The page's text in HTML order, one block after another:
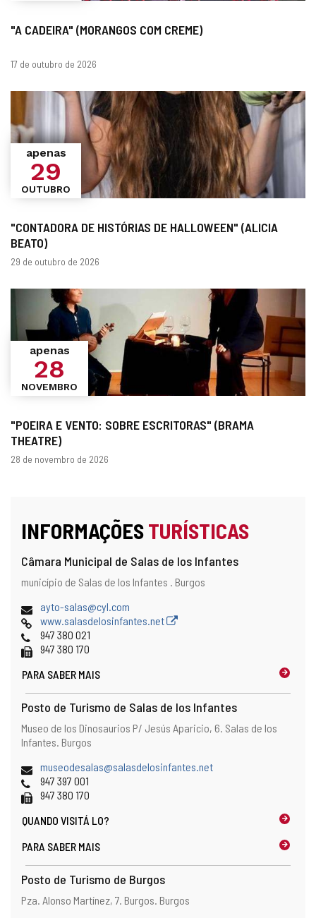
"A CADEIRA" (MORANGOS COM CREME)
datas
17 de outubro de 2026
"CONTADORA DE HISTÓRIAS DE HALLOWEEN" (ALICIA
BEATO)
apenas
29
OUTUBRO
datas
29 de outubro de 2026
"POEIRA E VENTO: SOBRE ESCRITORAS" (BRAMA
THEATRE)
apenas
28
NOVEMBRO
datas
28 de novembro de 2026
INFORMAÇÕESTURÍSTICAS
Câmara Municipal de Salas de los Infantes
Endereço
Endereço
município de Salas de los Infantes . Burgos
Endereço
de
email
ayto-salas@cyl.com
Pagina
web
www.salasdelosinfantes.net
Telefones
947 380 021
Fax 947 380 170
PARA SABER MAIS
Posto de Turismo de Salas de los Infantes
Endereço
Endereço
postal
Museo de los Dinosaurios P/ Jesús Aparicio, 6. Salas de los
Infantes. Burgos
Endereço
de
email
museodesalas@salasdelosinfantes.net
Telefones
947 397 001
Fax 947 380 170
QUANDO VISITÁ LO?
PARA SABER MAIS
Posto de Turismo de Burgos
Endereço
Endereço
Pza. Alonso Martínez, 7. Burgos. Burgos